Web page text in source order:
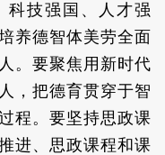
科技强国、人才强
养德智体美劳全面
。要聚焦用新时代
，把德育贯穿于智
程。要坚持思政课
进、思政课程和课